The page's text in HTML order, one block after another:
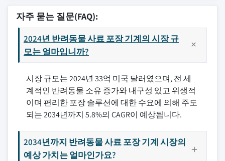
자주 묻는 질문(FAQ):
2024년 반려동물 사료 포장 기계의 시장 규
모는 얼마입니까?
시장 규모는 2024년 33억 미국 달러였으며, 전 세
계적인 반려동물 소유 증가와 내구성 있고 위생적
이며 편리한 포장 솔루션에 대한 수요에 의해 주도
되는 2034년까지 5.8%의 CAGR이 예상됩니다.
2034년까지 반려동물 사료 포장 기계 시장의
예상 가치는 얼마인가요?